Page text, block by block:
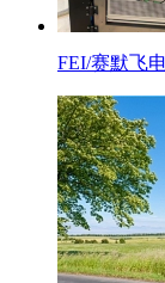
FEI/赛默飞